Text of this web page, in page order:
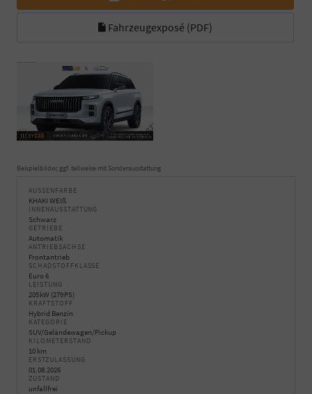
Fahrzeugexposé (PDF)
Beispielbilder, ggf. teilweise mit Sonderausstattung
AUSSENFARBE
KHAKI WEIß
INNENAUSSTATTUNG
Schwarz
GETRIEBE
Automatik
ANTRIEBSACHSE
Frontantrieb
SCHADSTOFFKLASSE
Euro 6
LEISTUNG
205 kW (279 PS)
KRAFTSTOFF
Hybrid Benzin
KATEGORIE
SUV/Geländewagen/Pickup
KILOMETERSTAND
10 km
ERSTZULASSUNG
01.08.2026
ZUSTAND
unfallfrei